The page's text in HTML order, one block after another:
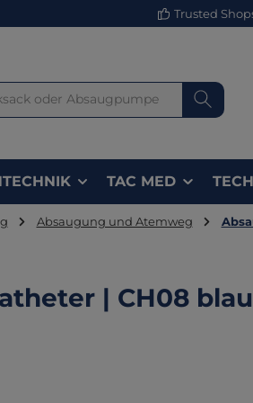
Trusted
TAC MED
Absaugung und Atemweg
| CH08 blau